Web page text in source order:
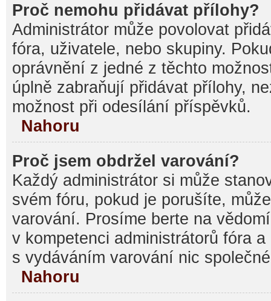
Proč nemohu přidávat přílohy?
Administrátor může povolovat
fóra, uživatele, nebo skupiny.
oprávnění z jedné z těchto
úplně zabraňují přidávat přílohy,
možnost při odesílání příspěvků.
Nahoru
Proč jsem obdržel varování?
Každý administrátor si může
svém fóru, pokud je porušíte,
varování. Prosíme berte na
v kompetenci administrátorů fóra
s vydáváním varování nic
Nahoru